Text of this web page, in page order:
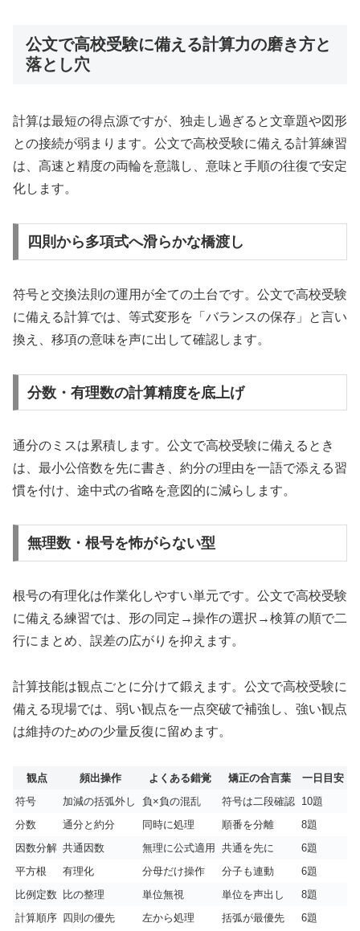
公文で高校受験に備える計算力の磨き方と
落とし穴
計算は最短の得点源ですが、独走し過ぎると文章題や図形
との接続が弱まります。公文で高校受験に備える計算練習
は、高速と精度の両輪を意識し、意味と手順の往復で安定
化します。
四則から多項式へ滑らかな橋渡し
符号と交換法則の運用が全ての土台です。公文で高校受験
に備える計算では、等式変形を「バランスの保存」と言い
換え、移項の意味を声に出して確認します。
分数・有理数の計算精度を底上げ
通分のミスは累積します。公文で高校受験に備えるとき
は、最小公倍数を先に書き、約分の理由を一語で添える習
慣を付け、途中式の省略を意図的に減らします。
無理数・根号を怖がらない型
根号の有理化は作業化しやすい単元です。公文で高校受験
に備える練習では、形の同定→操作の選択→検算の順で二
行にまとめ、誤差の広がりを抑えます。
計算技能は観点ごとに分けて鍛えます。公文で高校受験に
備える現場では、弱い観点を一点突破で補強し、強い観点
は維持のための少量反復に留めます。
観点 頻出操作 よくある錯覚 矯正の合言葉
一日目安
符号
加減の括弧外し 負×負の混乱 符号は二段確認 10題
分数
通分と約分 同時に処理 順番を分離
8題
因数分解 共通因数 無理に公式適用 共通を先に
6題
平方根
有理化 分母だけ操作 分子も連動
6題
比例定数 比の整理 単位無視 単位を声出し
8題
計算順序 四則の優先 左から処理 括弧が最優先 6題